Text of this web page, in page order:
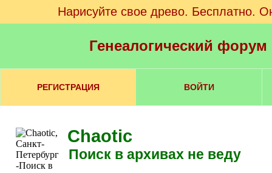
Нарисуйте свое древо. Бесплатно.
Генеалогический
РЕГИСТРАЦИЯ ВОЙТИ
Chaotic
Поиск в архивах не веду